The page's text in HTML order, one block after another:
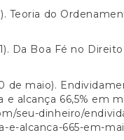
Teoria do
Da Boa Fé no Direito
de maio).
alcança 66,5% em
seu-dinheiro/
e-alcanca-665-em-